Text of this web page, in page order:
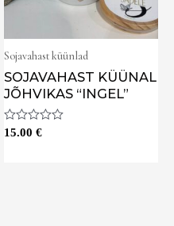
Sojavahast küünlad
SOJAVAHAST KÜÜNAL
JÕHVIKAS “INGEL”
Hinnanguga
15.00 €